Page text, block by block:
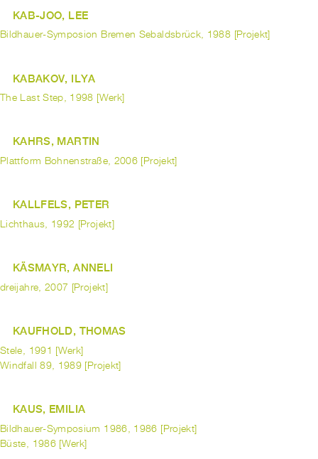
KAB-JOO, LEE
Bildhauer-Symposion Bremen Sebaldsbrück, 1988 [Projekt]
KABAKOV, ILYA
The Last Step, 1998 [Werk]
KAHRS, MARTIN
Plattform Bohnenstraße, 2006 [Projekt]
KALLFELS, PETER
Lichthaus, 1992 [Projekt]
KÄSMAYR, ANNELI
dreijahre, 2007 [Projekt]
KAUFHOLD, THOMAS
Stele, 1991 [Werk]
Windfall 89, 1989 [Projekt]
KAUS, EMILIA
Bildhauer-Symposium 1986, 1986 [Projekt]
Büste, 1986 [Werk]